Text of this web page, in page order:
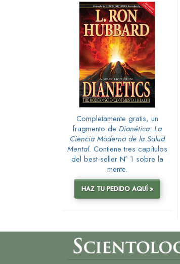
Completamente gratis, un
fragmento de Dianética: La
Ciencia Moderna de la Salud
Mental. Contiene tres capítulos
del best-seller Nº 1 sobre la
mente.
HAZ TU PEDIDO AQUÍ »